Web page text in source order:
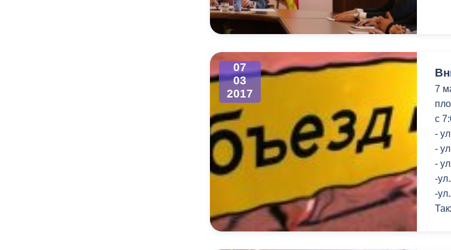
07
03
2017
7
с
-
-
-
-
-